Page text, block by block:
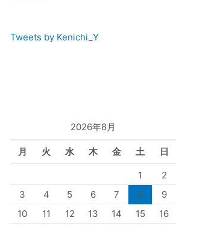
Tweets by Kenichi_Y
2026年8月
月 火 水 木 金 土 日
1
2
3
4 5 6 7 8
9
10
11 12 13 14 15
16